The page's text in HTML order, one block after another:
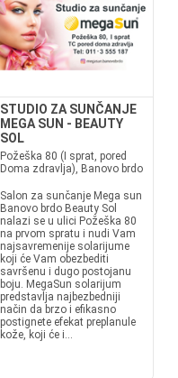
STUDIO ZA SUNČANJE
MEGA SUN - BEAUTY
SOL
Požeška 80 (I sprat, pored
Doma zdravlja), Banovo brdo
Salon za sunčanje Mega sun
Banovo brdo Beauty Sol
nalazi se u ulici Požeška 80
na prvom spratu i nudi Vam
najsavremenije solarijume
koji će Vam obezbediti
savršenu i dugo postojanu
boju. MegaSun solarijum
predstavlja najbezbedniji
način da brzo i efikasno
postignete efekat preplanule
kože, koji će i...